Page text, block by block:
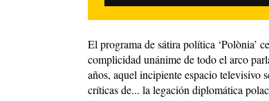
El programa de sátira política ‘Polònia’
complicidad unánime de todo el arco
años, aquel incipiente espacio televisivo
críticas de... la legación diplomática